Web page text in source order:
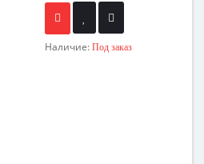
Наличие: Под заказ